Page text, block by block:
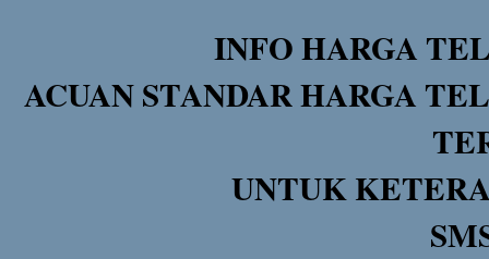
INFO HARGA
ACUAN STANDAR HARGA
UNTUK